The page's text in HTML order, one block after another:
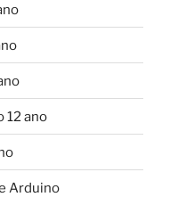
12 ano
Arduino